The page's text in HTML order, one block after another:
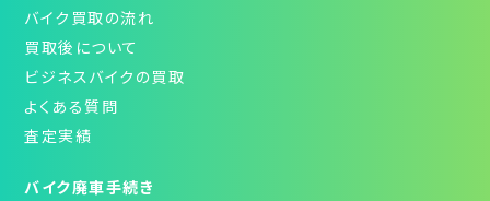
バイク買取の流れ
買取後について
ビジネスバイクの買取
よくある質問
査定実績
バイク廃車手続き